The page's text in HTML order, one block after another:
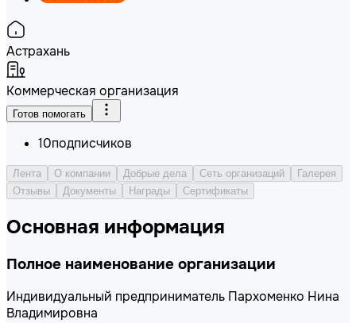
Астрахань
Коммерческая организация
Готов помогать
10подписчиков
Лента О компании Добрые дела Сеть организаций
Галерея
Отзывы
Документы Награды Сертификаты
Основная информация
Полное наименование организации
Индивидуальный предприниматель Пархоменко Нина
Владимировна